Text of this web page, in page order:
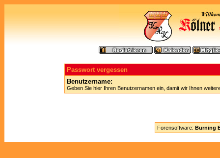
Passwort vergessen
Benutzername:
Geben Sie hier Ihren Benutzernamen ein, damit wir Ihnen
Forensoftware: Burning